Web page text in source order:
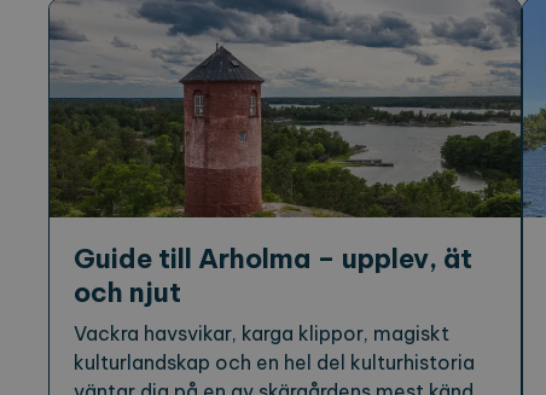
Guide till Arholma – upplev, ät
och njut
Vackra havsvikar, karga klippor, magiskt
kulturlandskap och en hel del kulturhistoria